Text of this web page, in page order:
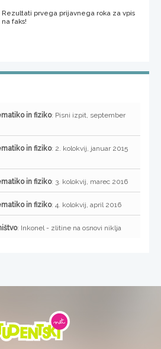
Rezultati prvega prijavnega roka za vpis
na faks!
in fiziko: Pisni izpit, september
in fiziko: 2. kolokvij, januar 2015
in fiziko: 3. kolokvij, marec 2016
in fiziko: 4. kolokvij, april 2016
: Inkonel - zlitine na osnovi niklja